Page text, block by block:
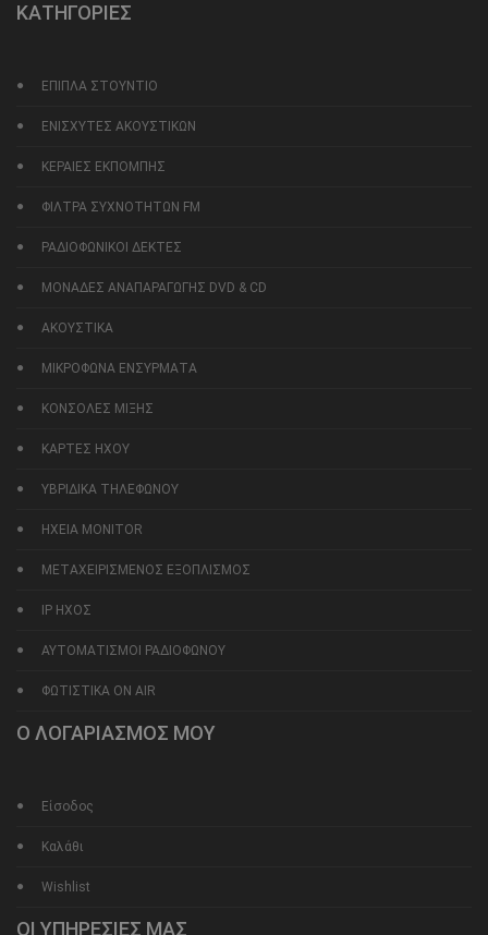
ΚΑΤΗΓΟΡΙΕΣ
ΕΠΙΠΛΑ ΣΤΟΥΝΤΙΟ
ΕΝΙΣΧΥΤΕΣ ΑΚΟΥΣΤΙΚΩΝ
ΚΕΡΑΙΕΣ ΕΚΠΟΜΠΗΣ
ΦΙΛΤΡΑ ΣΥΧΝΟΤΗΤΩΝ FM
ΡΑΔΙΟΦΩΝΙΚΟΙ ΔΕΚΤΕΣ
ΜΟΝΑΔΕΣ ΑΝΑΠΑΡΑΓΩΓΗΣ DVD & CD
ΑΚΟΥΣΤΙΚΑ
ΜΙΚΡΟΦΩΝΑ ΕΝΣΥΡΜΑΤΑ
ΚΟΝΣΟΛΕΣ ΜΙΞΗΣ
ΚΑΡΤΕΣ ΗΧΟΥ
ΥΒΡΙΔΙΚΑ ΤΗΛΕΦΩΝΟΥ
ΗΧΕΙΑ MONITOR
ΜΕΤΑΧΕΙΡΙΣΜΕΝΟΣ ΕΞΟΠΛΙΣΜΟΣ
IP ΗΧΟΣ
ΑΥΤΟΜΑΤΙΣΜΟΙ ΡΑΔΙΟΦΩΝΟΥ
ΦΩΤΙΣΤΙΚΑ ON AIR
Ο ΛΟΓΑΡΙΑΣΜΟΣ ΜΟΥ
Είσοδος
Καλάθι
Wishlist
ΟΙ ΥΠΗΡΕΣΙΕΣ ΜΑΣ